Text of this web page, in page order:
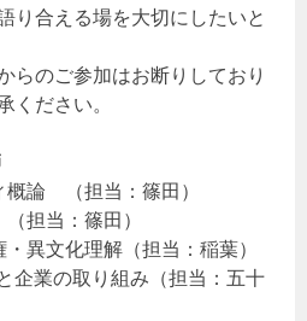
り合える場を大切にしたいと
らのご参加はお断りしており
ください。
論 （担当：篠田）
担当：篠田）
異文化理解（担当：稲葉）
業の取り組み（担当：五十